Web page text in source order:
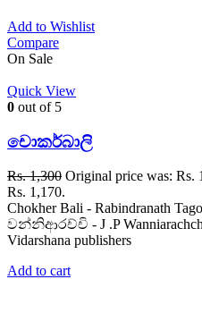
Add to Wishlist
Compare
On Sale
Quick View
0 out of 5
චොකර්බාලි
Rs.1,300 Original price was: Rs.
Rs. 1,170.
Chokher Bali - Rabindranath
වන්නිආරච්චි - J .P
Vidarshana publishers
Add to cart